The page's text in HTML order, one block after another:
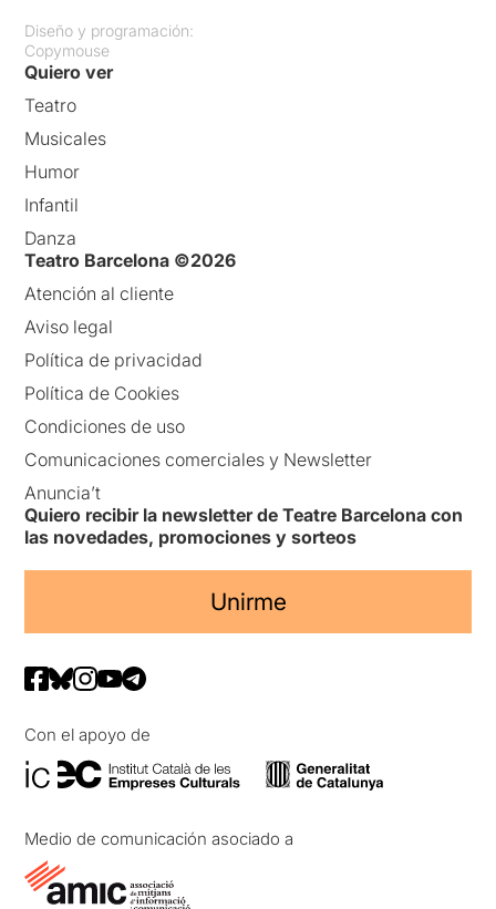
Diseño y programación:
Copymouse
Quiero ver
Teatro
Musicales
Humor
Infantil
Danza
Teatro Barcelona ©2026
Atención al cliente
Aviso legal
Política de privacidad
Política de Cookies
Condiciones de uso
Comunicaciones comerciales y Newsletter
Anuncia’t
Quiero recibir la newsletter de Teatre Barcelona con
las novedades, promociones y sorteos
Unirme
Con el apoyo de
Medio de comunicación asociado a